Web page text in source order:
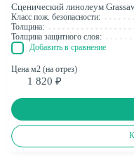
Сценический линолеум
Класс пож. безопасности:
Толщина:
Толщина защитного слоя:
Добавить в сравнение
Цена м2 (на отрез)
1 820 ₽